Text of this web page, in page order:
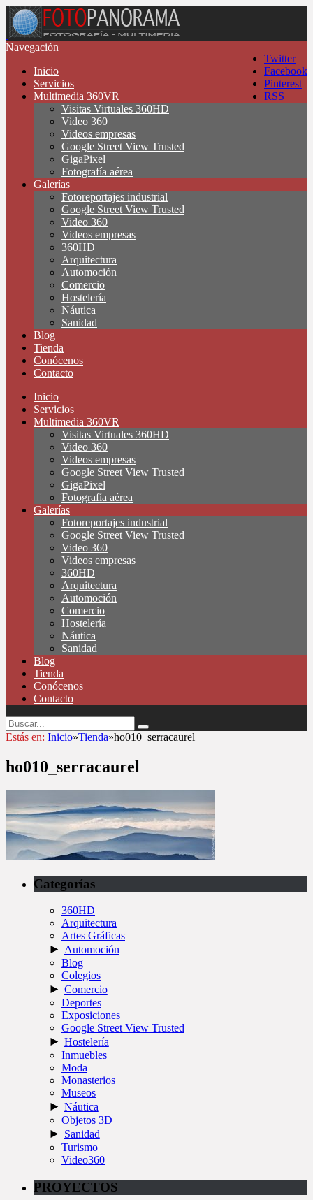
Twitter
Facebook
Pinterest
RSS
Navegación
Inicio
Servicios
Multimedia 360VR
Visitas Virtuales 360HD
Video 360
Videos empresas
Google Street View Trusted
GigaPixel
Fotografía aérea
Galerías
Fotoreportajes industrial
Google Street View Trusted
Video 360
Videos empresas
360HD
Arquitectura
Automoción
Comercio
Hostelería
Náutica
Sanidad
Blog
Tienda
Conócenos
Contacto
Inicio
Servicios
Multimedia 360VR
Visitas Virtuales 360HD
Video 360
Videos empresas
Google Street View Trusted
GigaPixel
Fotografía aérea
Galerías
Fotoreportajes industrial
Google Street View Trusted
Video 360
Videos empresas
360HD
Arquitectura
Automoción
Comercio
Hostelería
Náutica
Sanidad
Blog
Tienda
Conócenos
Contacto
Estás en: Inicio»Tienda»ho010_serracaurel
ho010_serracaurel
Categorías
360HD
Arquitectura
Artes Gráficas
► Automoción
Blog
Colegios
► Comercio
Deportes
Exposiciones
Google Street View Trusted
► Hostelería
Inmuebles
Moda
Monasterios
Museos
► Náutica
Objetos 3D
► Sanidad
Turismo
Video360
PROYECTOS